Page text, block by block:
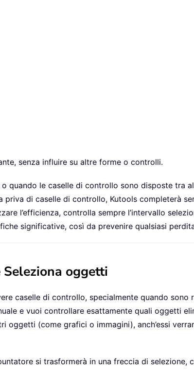
senza influire su altre forme o controlli.
quando le caselle di controllo sono disposte tra
di caselle di controllo, Kutools completerà
l’efficienza, controlla sempre l’intervallo
significative, così da prevenire qualsiasi
oggetti
caselle di controllo, specialmente quando sono
e vuoi controllare esattamente quali oggetti
oggetti (come grafici o immagini), anch’essi
si trasformerà in una freccia di selezione,